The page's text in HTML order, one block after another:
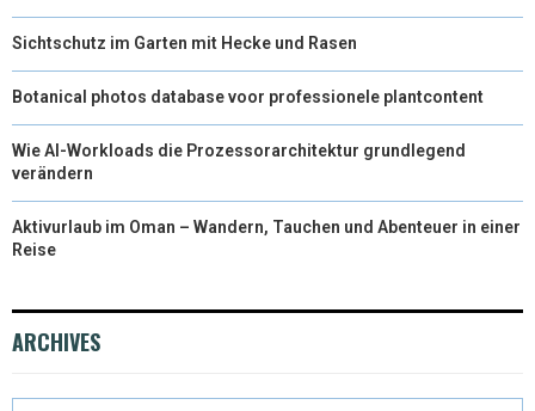
)
Sichtschutz im Garten mit Hecke und Rasen
Botanical photos database voor professionele plantcontent
Wie AI-Workloads die Prozessorarchitektur grundlegend
verändern
Aktivurlaub im Oman – Wandern, Tauchen und Abenteuer in einer
Reise
ARCHIVES